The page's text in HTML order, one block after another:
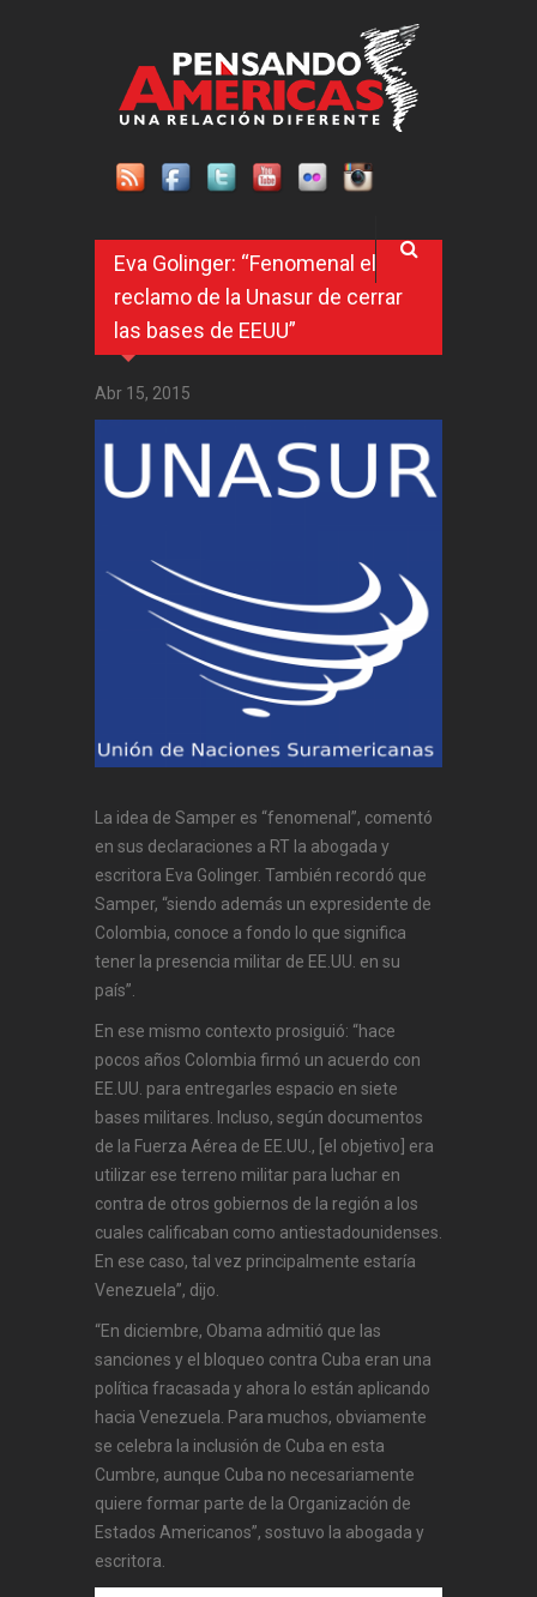
Eva Golinger: “Fenomenal el
reclamo de la Unasur de cerrar
las bases de EEUU”
Abr 15, 2015
La idea de Samper es “fenomenal”, comentó
en sus declaraciones a RT la abogada y
escritora Eva Golinger. También recordó que
Samper, “siendo además un expresidente de
Colombia, conoce a fondo lo que significa
tener la presencia militar de EE.UU. en su
país”.
En ese mismo contexto prosiguió: “hace
pocos años Colombia firmó un acuerdo con
EE.UU. para entregarles espacio en siete
bases militares. Incluso, según documentos
de la Fuerza Aérea de EE.UU., [el objetivo] era
utilizar ese terreno militar para luchar en
contra de otros gobiernos de la región a los
cuales calificaban como antiestadounidenses.
En ese caso, tal vez principalmente estaría
Venezuela”, dijo.
“En diciembre, Obama admitió que las
sanciones y el bloqueo contra Cuba eran una
política fracasada y ahora lo están aplicando
hacia Venezuela. Para muchos, obviamente
se celebra la inclusión de Cuba en esta
Cumbre, aunque Cuba no necesariamente
quiere formar parte de la Organización de
Estados Americanos”, sostuvo la abogada y
escritora.